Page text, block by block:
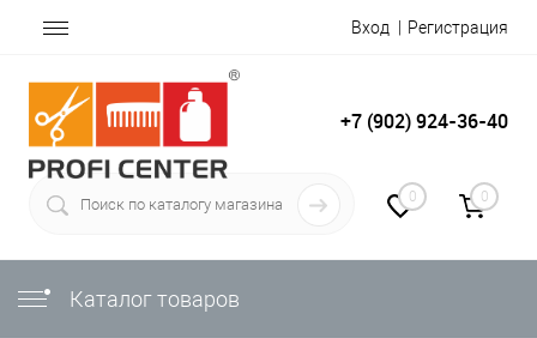
Вход Регистрация
+7 (902) 924-36-40
0 0
Каталог товаров